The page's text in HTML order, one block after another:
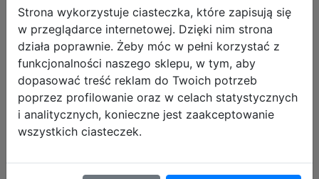
255,44 zł
DO KOSZYKA
Galeria zdjęć
Strona wykorzystuje ciasteczka, które zapisują się
w przeglądarce internetowej. Dzięki nim strona
działa poprawnie. Żeby móc w pełni korzystać z
funkcjonalności naszego sklepu, w tym, aby
dopasować treść reklam do Twoich potrzeb
poprzez profilowanie oraz w celach statystycznych
i analitycznych, konieczne jest zaakceptowanie
wszystkich ciasteczek.